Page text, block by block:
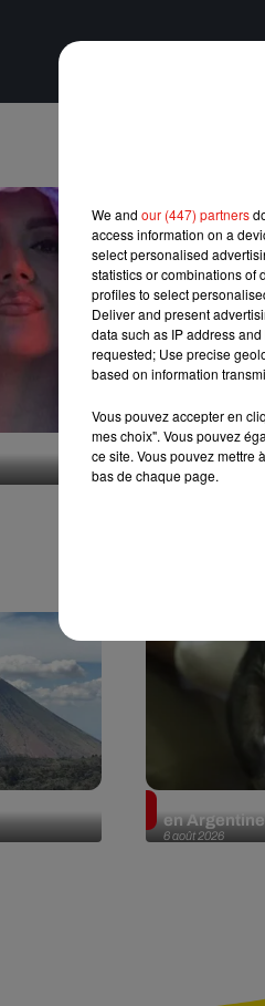
de son nouvel album…
6 août 2026
en
We and our (447) partners
access information on a
select personalised
statistics or combinations of
profiles to select
Deliver and present
data such as IP address
requested; Use precise
based on information
Vous pouvez accepter en
mes choix". Vous pouvez
ce site. Vous pouvez mettre
bas de chaque page.